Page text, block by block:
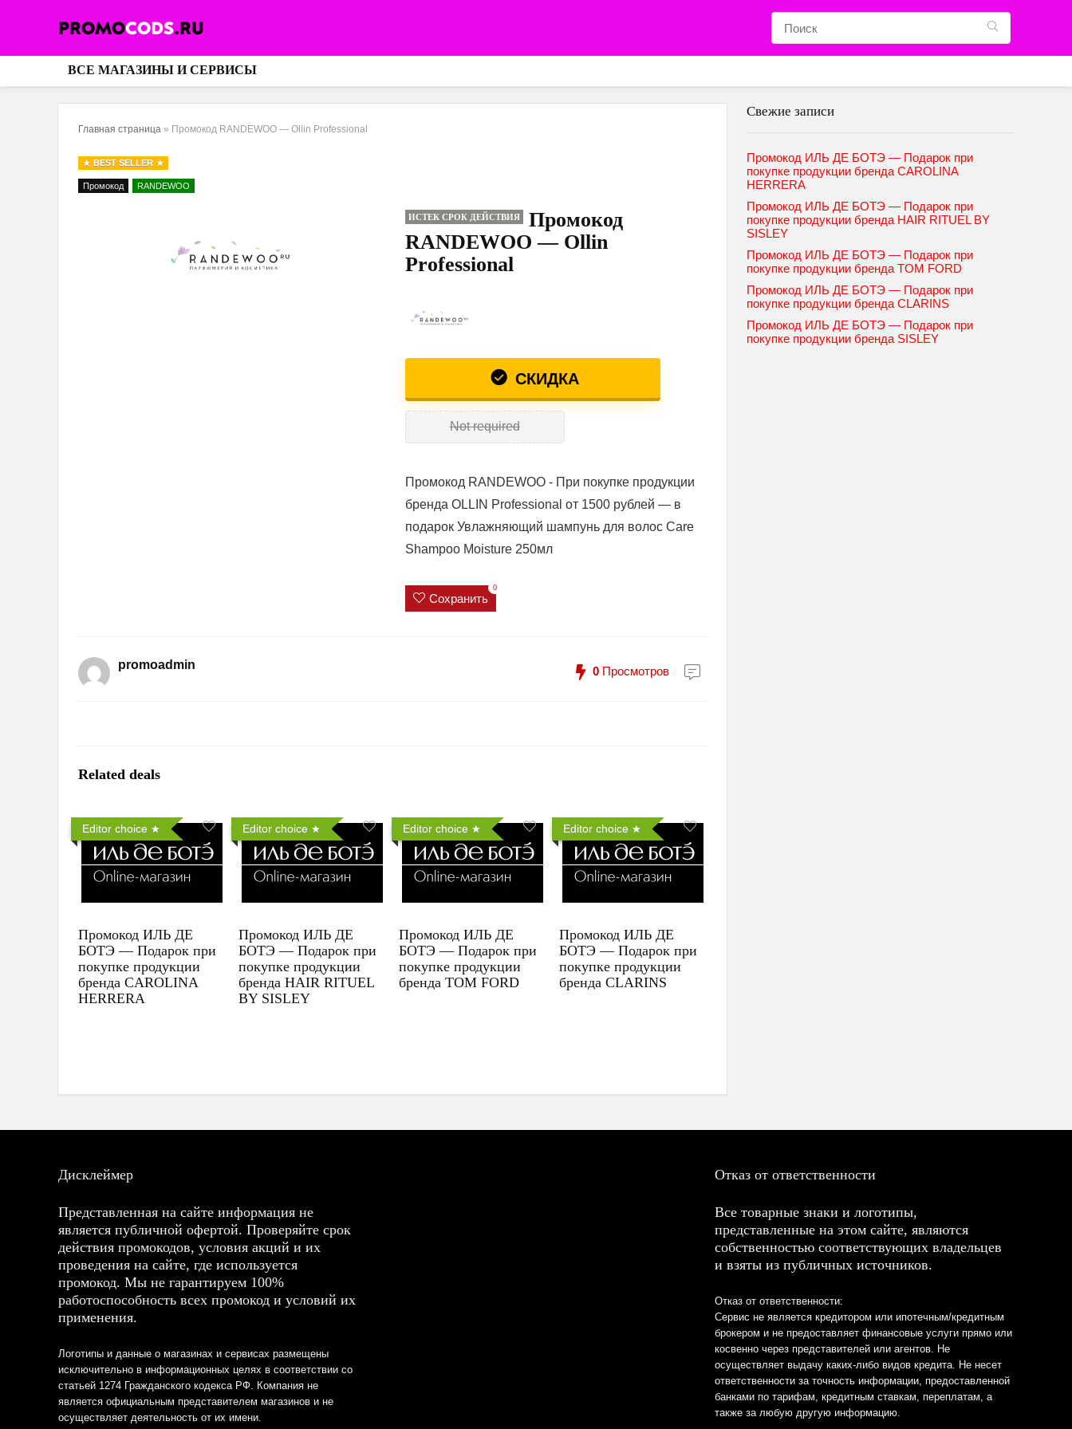
ВСЕ МАГАЗИНЫ И СЕРВИСЫ
Главная страница » Промокод RANDEWOO — Ollin Professional
BEST SELLER
Промокод RANDEWOO
ИСТЕК СРОК ДЕЙСТВИЯ
Промокод
RANDEWOO — Ollin
Professional
СКИДКА
Not required
Промокод RANDEWOO - При покупке продукции
бренда OLLIN Professional от 1500 рублей — в
подарок Увлажняющий шампунь для волос Care
Shampoo Moisture 250мл
Сохранить
0
promoadmin 0 Просмотров
Related deals
Editor choice
Промокод ИЛЬ ДЕ
БОТЭ — Подарок при
покупке продукции
бренда CAROLINA
HERRERA
Editor choice
Промокод ИЛЬ ДЕ
БОТЭ — Подарок при
покупке продукции
бренда HAIR RITUEL
BY SISLEY
Editor choice
Промокод ИЛЬ ДЕ
БОТЭ — Подарок при
покупке продукции
бренда TOM FORD
Editor choice
Промокод ИЛЬ ДЕ
БОТЭ — Подарок при
покупке продукции
бренда CLARINS
Свежие записи
Промокод ИЛЬ ДЕ БОТЭ — Подарок при
покупке продукции бренда CAROLINA
HERRERA
Промокод ИЛЬ ДЕ БОТЭ — Подарок при
покупке продукции бренда HAIR RITUEL BY
SISLEY
Промокод ИЛЬ ДЕ БОТЭ — Подарок при
покупке продукции бренда TOM FORD
Промокод ИЛЬ ДЕ БОТЭ — Подарок при
покупке продукции бренда CLARINS
Промокод ИЛЬ ДЕ БОТЭ — Подарок при
покупке продукции бренда SISLEY
Дисклеймер
Представленная на сайте информация не
является публичной офертой. Проверяйте срок
действия промокодов, условия акций и их
проведения на сайте, где используется
промокод. Мы не гарантируем 100%
работоспособность всех промокод и условий их
применения.
Логотипы и данные о магазинах и сервисах размещены
исключительно в информационных целях в соответствии со
статьей 1274 Гражданского кодекса РФ. Компания не
является официальным представителем магазинов и не
осуществляет деятельность от их имени.
Отказ от ответственности
Все товарные знаки и логотипы,
представленные на этом сайте, являются
собственностью соответствующих владельцев
и взяты из публичных источников.
Отказ от ответственности:
Сервис не является кредитором или ипотечным/кредитным
брокером и не предоставляет финансовые услуги прямо или
косвенно через представителей или агентов. Не
осуществляет выдачу каких-либо видов кредита. Не несет
ответственности за точность информации, предоставленной
банками по тарифам, кредитным ставкам, переплатам, а
также за любую другую информацию.